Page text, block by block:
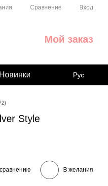
Сравнение Вход
Мой заказ
Новинки Рус
Style
В желания